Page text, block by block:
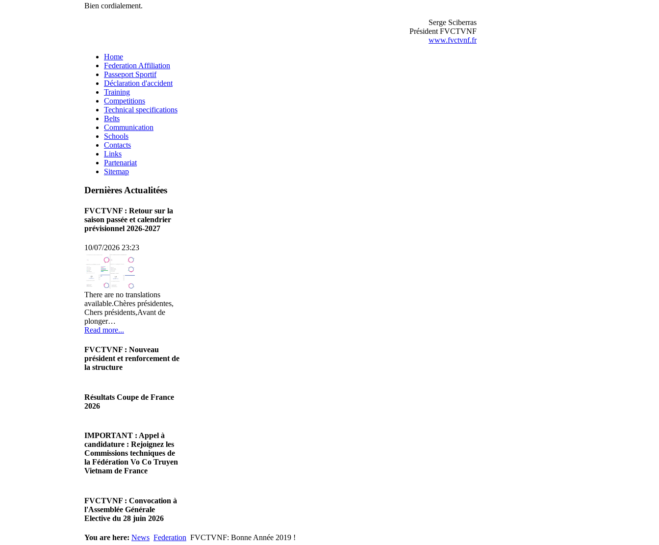
Bien cordialement.
Serge Sciberras
Président FVCTVNF
www.fvctvnf.fr
Home
Federation Affiliation
Passeport Sportif
Déclaration d'accident
Training
Competitions
Technical specifications
Belts
Communication
Schools
Contacts
Links
Partenariat
Sitemap
Dernières Actualitées
FVCTVNF : Retour sur la
saison passée et calendrier
prévisionnel 2026-2027
10/07/2026 23:23
There are no translations
available.Chères présidentes,
Chers présidents,Avant de
plonger…
Read more...
FVCTVNF : Nouveau
président et renforcement de
la structure
There are no translations
available.Chères Présidentes,
Read more...
Résultats Coupe de France
2026
There are no translations
available.Cliquez sur ce lien
pour accéder aux résultats
Read more...
IMPORTANT : Appel à
candidature : Rejoignez les
Commissions techniques de
la Fédération Vo Co Truyen
Vietnam de France
There are no translations
available.Madame la
Présidente, Monsieur le
Read more...
FVCTVNF : Convocation à
l'Assemblée Générale
Elective du 28 juin 2026
23/05/2026 23:00
You are here: News Federation FVCTVNF: Bonne Année 2019 !